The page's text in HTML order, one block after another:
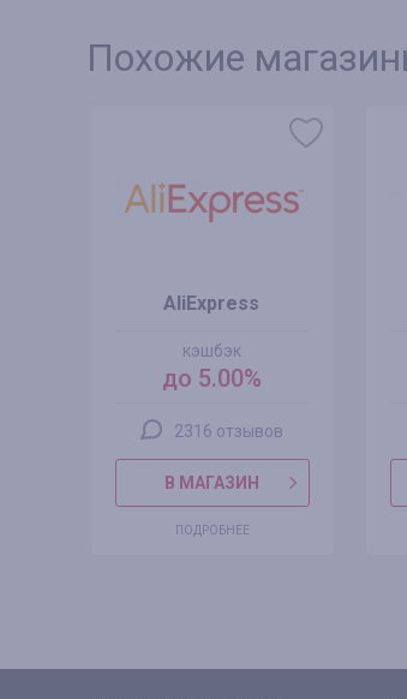
Похожие
AliExpress
кэшбэк
до 5.00%
2316 отзывов
В МАГАЗИН
ПОДРОБНЕЕ